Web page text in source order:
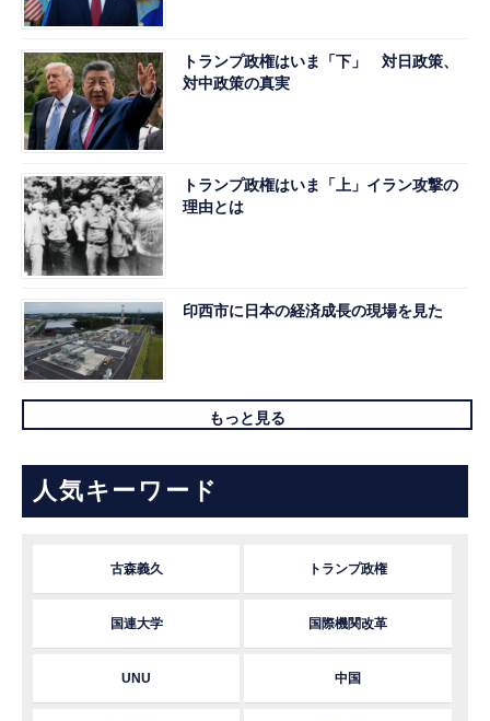
トランプ政権はいま「下」 対日政策、
対中政策の真実
トランプ政権はいま「上」イラン攻撃の
理由とは
印西市に日本の経済成長の現場を見た
もっと見る
人気キーワード
古森義久 トランプ政権
国連大学 国際機関改革
UNU 中国